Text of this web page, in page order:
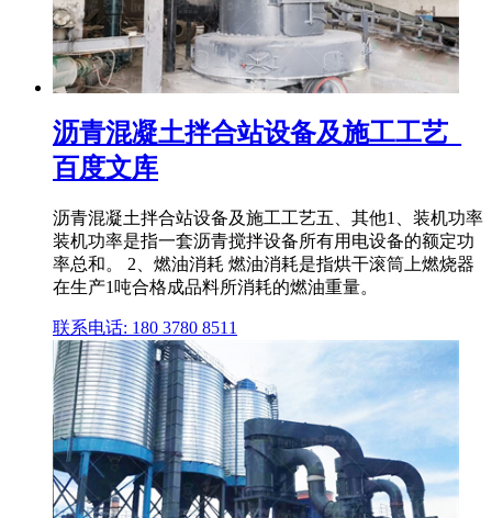
沥青混凝土拌合站设备及施工工艺_
百度文库
沥青混凝土拌合站设备及施工工艺五、其他1、装机功率
装机功率是指一套沥青搅拌设备所有用电设备的额定功
率总和。 2、燃油消耗 燃油消耗是指烘干滚筒上燃烧器
在生产1吨合格成品料所消耗的燃油重量。
联系电话: 180 3780 8511